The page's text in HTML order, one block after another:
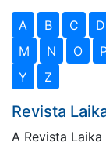
A B C D
M
N O
Y
Z
Revista
A Revista